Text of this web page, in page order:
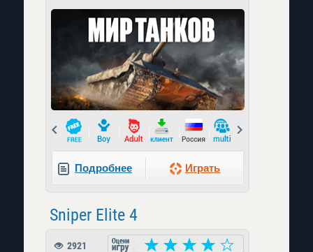
Prev
Подробнее Играть
Sniper Elite 4
2921